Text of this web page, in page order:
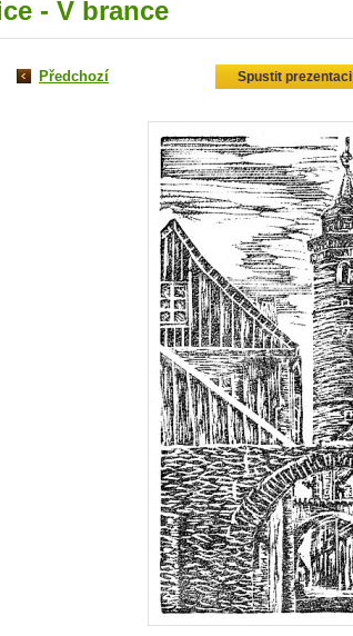
- V brance
Předchozí Spustit prezentaci